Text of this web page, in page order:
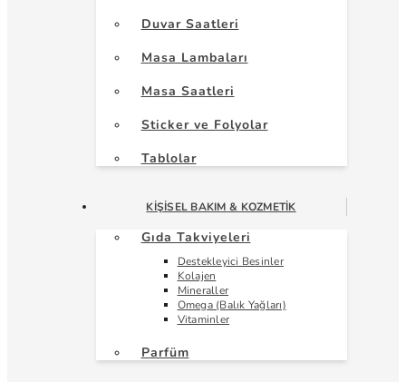
Duvar Saatleri
Masa Lambaları
Masa Saatleri
Sticker ve Folyolar
Tablolar
KIŞISEL BAKIM & KOZMETIK
Gıda Takviyeleri
Destekleyici Besinler
Kolajen
Mineraller
Omega (Balık Yağları)
Vitaminler
Parfüm